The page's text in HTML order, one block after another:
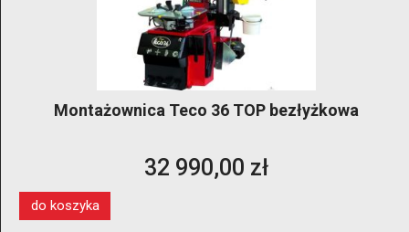
Montażownica Teco 36 TOP bezłyżkowa
32 990,00 zł
do koszyka